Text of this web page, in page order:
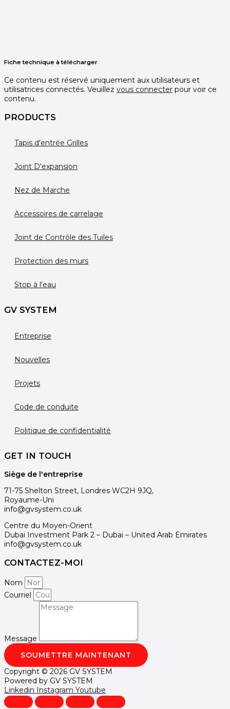
Fiche technique à télécharger
Ce contenu est réservé uniquement aux utilisateurs et
utilisatrices connectés. Veuillez vous connecter pour voir ce
contenu.
PRODUCTS
Tapis d'entrée Grilles
Joint D'expansion
Nez de Marche
Accessoires de carrelage
Joint de Contrôle des Tuiles
Protection des murs
Stop à l'eau
GV SYSTEM
Entreprise
Nouvelles
Projets
Code de conduite
Politique de confidentialité
GET IN TOUCH
Siège de l'entreprise
71-75 Shelton Street, Londres WC2H 9JQ,
Royaume-Uni
info@gvsystem.co.uk
Centre du Moyen-Orient
Dubai Investment Park 2 – Dubai – United Arab Emirates
info@gvsystem.co.uk
CONTACTEZ-MOI
Nom
Courriel
Message
SOUMETTRE MAINTENANT
Copyright © 2026 GV SYSTEM
Powered by GV SYSTEM
Linkedin Instagram Youtube